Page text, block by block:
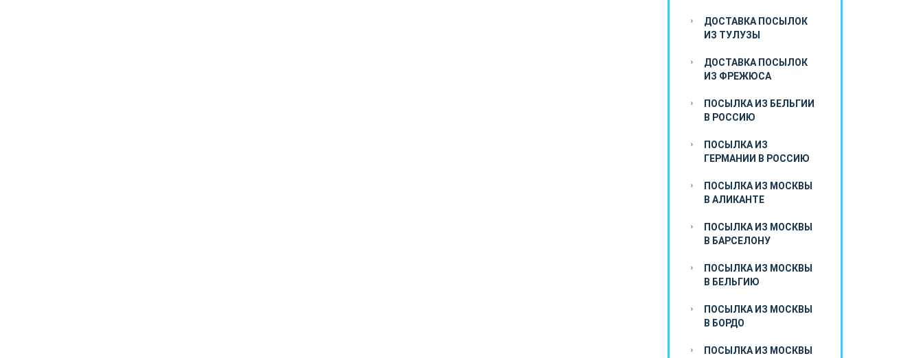
ДОСТАВКА ПОСЫЛОК
ИЗ ТУЛУЗЫ
ДОСТАВКА ПОСЫЛОК
ИЗ ФРЕЖЮСА
ПОСЫЛКА ИЗ БЕЛЬГИИ
В РОССИЮ
ПОСЫЛКА ИЗ
ГЕРМАНИИ В РОССИЮ
ПОСЫЛКА ИЗ МОСКВЫ
В АЛИКАНТЕ
ПОСЫЛКА ИЗ МОСКВЫ
В БАРСЕЛОНУ
ПОСЫЛКА ИЗ МОСКВЫ
В БЕЛЬГИЮ
ПОСЫЛКА ИЗ МОСКВЫ
В БОРДО
ПОСЫЛКА ИЗ МОСКВЫ